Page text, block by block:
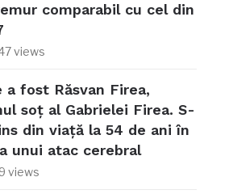
comparabil cu cel din
views
a fost Răsvan Firea,
soț al Gabrielei Firea. S-
din viață la 54 de ani în
unui atac cerebral
views